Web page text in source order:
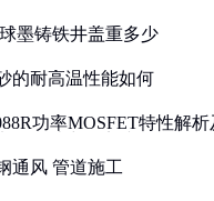
墨铸铁井盖重多少
的耐高温性能如何
功率MOSFET特性解析
通风 管道施工